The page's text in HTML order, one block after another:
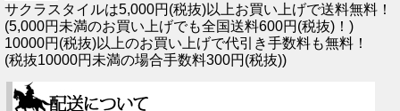
サクラスタイルは5,000円(税抜)以上お買い上げで送料無料！
(5,000円未満のお買い上げでも全国送料600円(税抜)！)
10000円(税抜)以上のお買い上げで代引き手数料も無料！
(税抜10000円未満の場合手数料300円(税抜))